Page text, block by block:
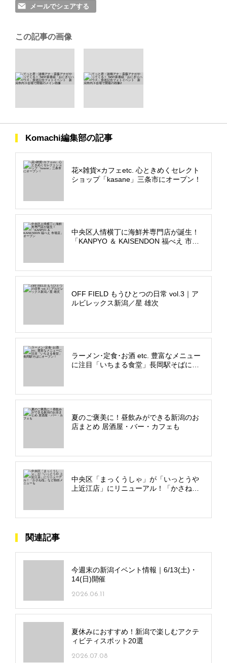
メールでシェアする
この記事の画像
Komachi編集部の記事
花×雑貨×カフェetc. 心ときめくセレクト
ショップ「kasane」三条市にオープン！
中央区人情横丁に海鮮丼専門店が誕生！
「KANPYO ＆ KAISENDON 福べえ 市場
OFF FIELD もうひとつの日常 vol.3｜ア
ルビレックス新潟／星 雄次
ラーメン･定食･お酒 etc. 豊富なメニュー
に注目「いちまる食堂」長岡駅そばにオ
夏のご褒美に！昼飲みができる新潟のお
店まとめ 居酒屋・バー・カフェも
中央区「まっくうしゃ」が「いっとうや
上近江店」にリニューアル！「かさね
関連記事
今週末の新潟イベント情報｜6/13(土)・
14(日)開催
2026.06.11
夏休みにおすすめ！新潟で楽しむアクテ
ィビティスポット20選
2026.07.08